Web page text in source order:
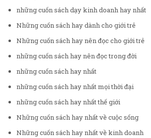
những cuốn sách dạy kinh doanh hay nhất
Những cuốn sách hay dành cho giới trẻ
Những cuốn sách hay nên đọc cho giới trẻ
những cuốn sách hay nên đọc trong đời
những cuốn sách hay nhất
những cuốn sách hay nhất mọi thời đại
những cuốn sách hay nhất thế giới
Những cuốn sách hay nhất về cuộc sống
Những cuốn sách hay nhất về kinh doanh